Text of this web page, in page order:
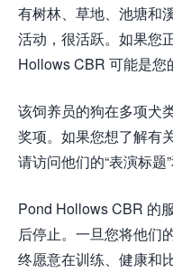
有树林、草地、池塘和
活动，很活跃。如果您
Hollows CBR 可能是您
该饲养员的狗在多项犬
奖项。如果您想了解有
请访问他们的“表演标题
Pond Hollows CBR 的
后停止。一旦您将他们
终愿意在训练、健康和